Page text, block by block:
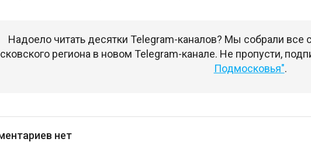
Надоело читать десятки Telegram-каналов? Мы собрали
региона в новом Telegram-канале. Не пропусти,
Подмосковья".
нет